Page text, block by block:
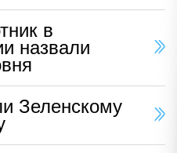
в
назвали
Зеленскому